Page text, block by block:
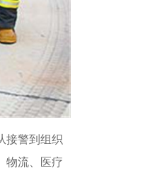
接警到组织
物流、医疗